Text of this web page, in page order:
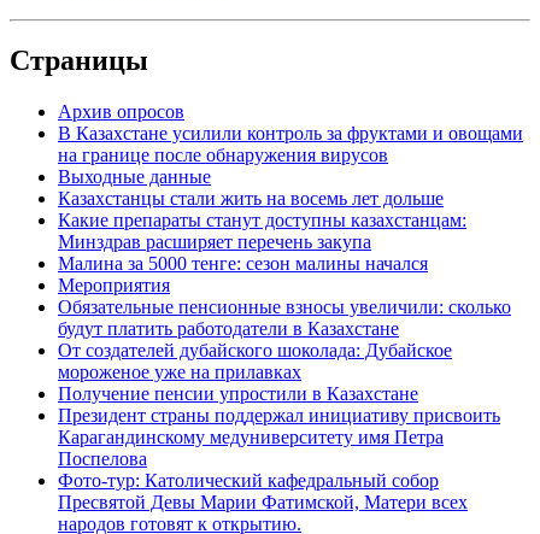
Страницы
Архив опросов
В Казахстане усилили контроль за фруктами и овощами
на границе после обнаружения вирусов
Выходные данные
Казахстанцы стали жить на восемь лет дольше
Какие препараты станут доступны казахстанцам:
Минздрав расширяет перечень закупа
Малина за 5000 тенге: сезон малины начался
Мероприятия
Обязательные пенсионные взносы увеличили: сколько
будут платить работодатели в Казахстане
От создателей дубайского шоколада: Дубайское
мороженое уже на прилавках
Получение пенсии упростили в Казахстане
Президент страны поддержал инициативу присвоить
Карагандинскому медуниверситету имя Петра
Поспелова
Фото-тур: Католический кафедральный собор
Пресвятой Девы Марии Фатимской, Матери всех
народов готовят к открытию.